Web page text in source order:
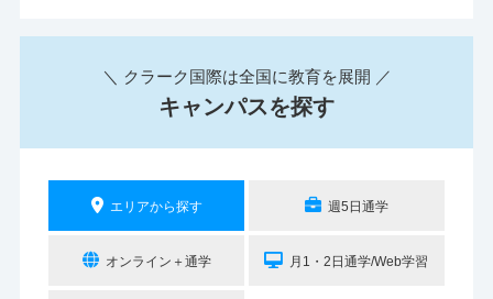
＼ クラーク国際は全国に教育を展開 ／
キャンパスを探す
エリアから探す 週5日通学
オンライン＋通学 月1・2日通学/Web学習